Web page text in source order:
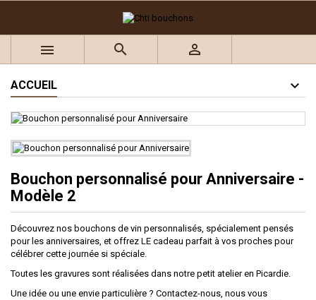
Ajouter à ma liste d'envies
((cancelText))
Vous devez être connecté pour ajouter des produits à
((cancelText))
  
ACCUEIL
Bouchon personnalisé pour Anniversaire -
Modèle 2
Découvrez nos bouchons de vin personnalisés, spécialement pensés
pour les anniversaires, et offrez LE cadeau parfait à vos proches pour
célébrer cette journée si spéciale.
Toutes les gravures sont réalisées dans notre petit atelier en Picardie.
Une idée ou une envie particulière ? Contactez-nous, nous vous